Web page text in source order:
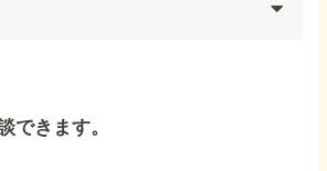
できます。